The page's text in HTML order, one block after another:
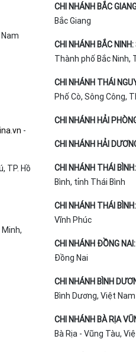
-
TP. Hồ
CHI NHÁNH BẮC
Bắc Giang
CHI NHÁNH BẮC NINH:
Thành phố Bắc Ninh,
CHI NHÁNH THÁI
Phố Cò, Sông Công,
CHI NHÁNH HẢI
CHI NHÁNH HẢI
CHI NHÁNH THÁI BÌNH:
Bình, tỉnh Thái Bình
CHI NHÁNH THÁI BÌNH:
Vĩnh Phúc
CHI NHÁNH ĐỒNG NAI:
Đồng Nai
CHI NHÁNH BÌNH
Bình Dương, Việt Nam
CHI NHÁNH BÀ RỊA
Bà Rịa - Vũng Tàu,